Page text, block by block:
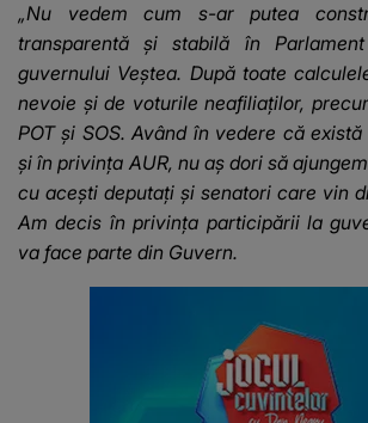
fanilor
„Nu vedem cum s-ar putea
transparentă și stabilă în
guvernului Veștea. După toate
nevoie și de voturile neafiliaților,
POT și SOS. Având în vedere că
și în privința AUR, nu aș dori să
cu acești deputați și senatori care vin
Am decis în privința participării la
va face parte din Guvern.